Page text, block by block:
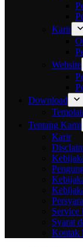
Karir
Website
Download
Tentang Kami
Karir
Syarat
Kontak